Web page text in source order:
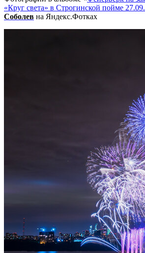
«Круг света» в Строгинской пойме
Соболев на Яндекс.Фотках